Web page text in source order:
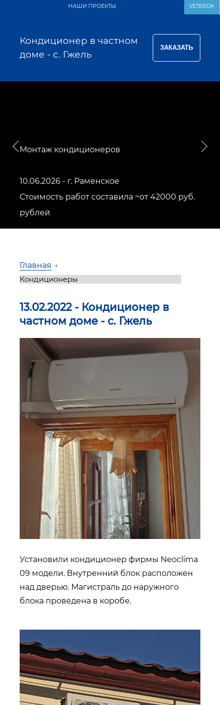
Кондиционер в частном
доме - с. Гжель
Монтаж кондиционеров
10.06.2026 - г. Раменское
Стоимость работ составила ~от 42000 руб.
рублей
Главная →
13.02.2022 - Кондиционер в
частном доме - с. Гжель
Установили кондиционер фирмы Neoclima
09 модели. Внутренний блок расположен
над дверью. Магистраль до наружного
блока проведена в коробе.
НАШИ ПРОЕКТЫ VETEROK